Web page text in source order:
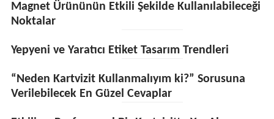
Magnet Ürününün Etkili Şekilde Kullanılabileceği
Noktalar
Yepyeni ve Yaratıcı Etiket Tasarım Trendleri
“Neden Kartvizit Kullanmalıyım ki?” Sorusuna
Verilebilecek En Güzel Cevaplar